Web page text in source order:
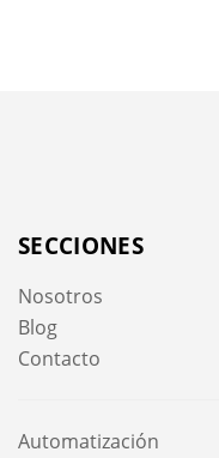
SECCIONES
Nosotros
Blog
Contacto
Automatización